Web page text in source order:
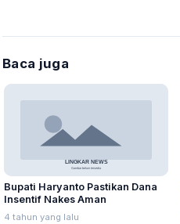
Baca juga
Bupati Haryanto Pastikan Dana
Insentif Nakes Aman
4 tahun yang lalu